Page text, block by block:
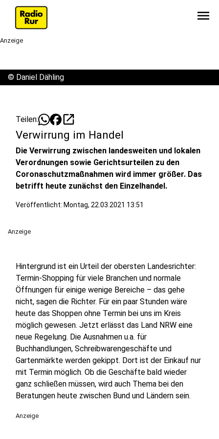
menu
Anzeige
© Daniel Dähling
Teilen: open_in_new
Verwirrung im Handel
Die Verwirrung zwischen landesweiten und lokalen
Verordnungen sowie Gerichtsurteilen zu den
Coronaschutzmaßnahmen wird immer größer. Das
betrifft heute zunächst den Einzelhandel.
Veröffentlicht: Montag, 22.03.2021 13:51
Anzeige
Hintergrund ist ein Urteil der obersten Landesrichter:
Termin-Shopping für viele Branchen und normale
Öffnungen für einige wenige Bereiche – das gehe
nicht, sagen die Richter. Für ein paar Stunden wäre
heute das Shoppen ohne Termin bei uns im Kreis
möglich gewesen. Jetzt erlässt das Land NRW eine
neue Regelung. Die Ausnahmen u.a. für
Buchhandlungen, Schreibwarengeschäfte und
Gartenmärkte werden gekippt. Dort ist der Einkauf nur
mit Termin möglich. Ob die Geschäfte bald wieder
ganz schließen müssen, wird auch Thema bei den
Beratungen heute zwischen Bund und Ländern sein.
Anzeige